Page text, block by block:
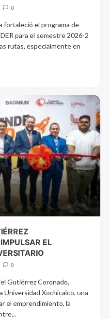
0
fortaleció el programa de
para el semestre 2026-2
rutas, especialmente en
EL
0
Gutiérrez Coronado,
Universidad Xochicalco, una
el emprendimiento, la